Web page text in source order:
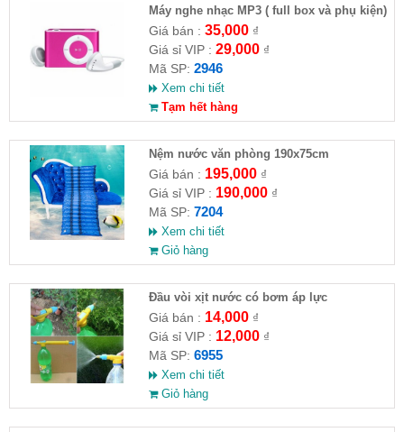
Máy nghe nhạc MP3 ( full box và phụ kiện)
Giá bán : 35,000₫
Giá sỉ VIP : 29,000₫
Mã SP: 2946
Xem chi tiết
Tạm hết hàng
Nệm nước văn phòng 190x75cm
Giá bán : 195,000₫
Giá sỉ VIP : 190,000₫
Mã SP: 7204
Xem chi tiết
Giỏ hàng
Đầu vòi xịt nước có bơm áp lực
Giá bán : 14,000₫
Giá sỉ VIP : 12,000₫
Mã SP: 6955
Xem chi tiết
Giỏ hàng